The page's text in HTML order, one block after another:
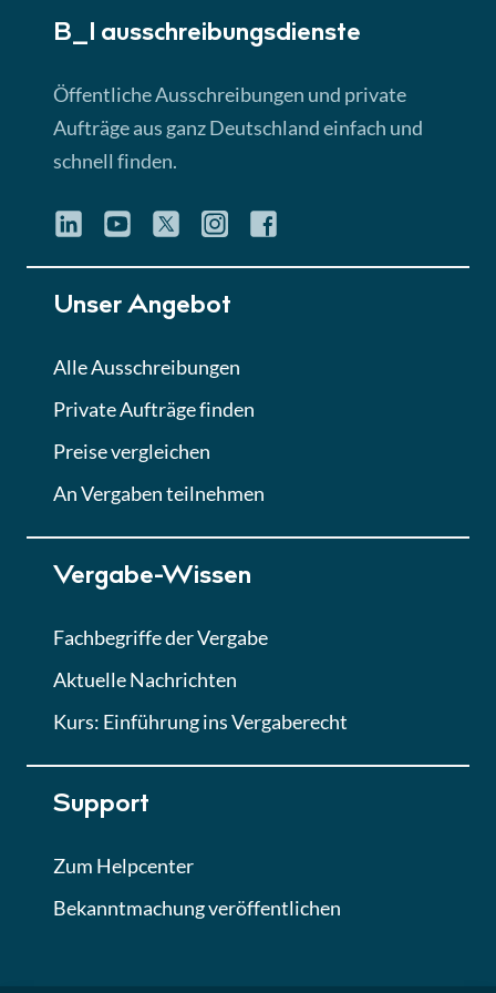
Lektion 3
► 4:31 Min
Quiz
Eignung im Vergabeverfahren
Lektion 6
Abgabe von Angeboten
Lektion
Lektion 7
Finales Quiz
B_I ausschreibungs­dienste
Öffentliche Ausschreibungen und private
Aufträge aus ganz Deutschland einfach und
schnell finden.
Unser Angebot
Alle Ausschreibungen
Private Aufträge finden
Preise vergleichen
An Vergaben teilnehmen
Vergabe-Wissen
Fachbegriffe der Vergabe
Aktuelle Nachrichten
Kurs: Einführung ins Vergaberecht
Support
Zum Helpcenter
Bekanntmachung veröffentlichen